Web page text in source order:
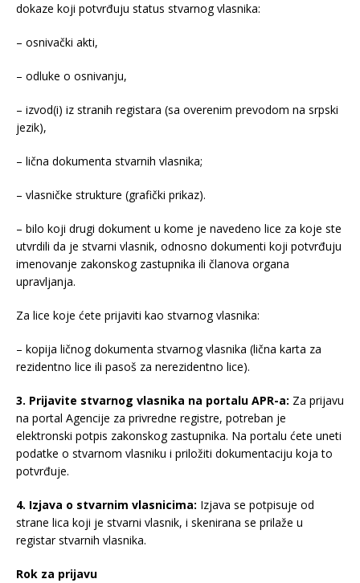
dokaze koji potvrđuju status stvarnog vlasnika:
– osnivački akti,
– odluke o osnivanju,
– izvod(i) iz stranih registara (sa overenim prevodom na srpski
jezik),
– lična dokumenta stvarnih vlasnika;
– vlasničke strukture (grafički prikaz).
– bilo koji drugi dokument u kome je navedeno lice za koje ste
utvrdili da je stvarni vlasnik, odnosno dokumenti koji potvrđuju
imenovanje zakonskog zastupnika ili članova organa
upravljanja.
Za lice koje ćete prijaviti kao stvarnog vlasnika:
– kopija ličnog dokumenta stvarnog vlasnika (lična karta za
rezidentno lice ili pasoš za nerezidentno lice).
3. Prijavite stvarnog vlasnika na portalu APR-a: Za prijavu
na portal Agencije za privredne registre, potreban je
elektronski potpis zakonskog zastupnika. Na portalu ćete uneti
podatke o stvarnom vlasniku i priložiti dokumentaciju koja to
potvrđuje.
4. Izjava o stvarnim vlasnicima: Izjava se potpisuje od
strane lica koji je stvarni vlasnik, i skenirana se prilaže u
registar stvarnih vlasnika.
Rok za prijavu